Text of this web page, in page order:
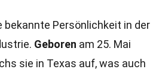
bekannte Persönlichkeit in der
Geboren am 25. Mai
sie in Texas auf, was auch